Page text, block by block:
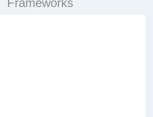
Frameworks